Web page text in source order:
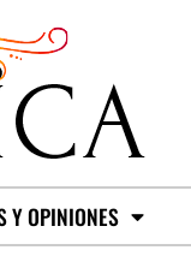
Y OPINIONES